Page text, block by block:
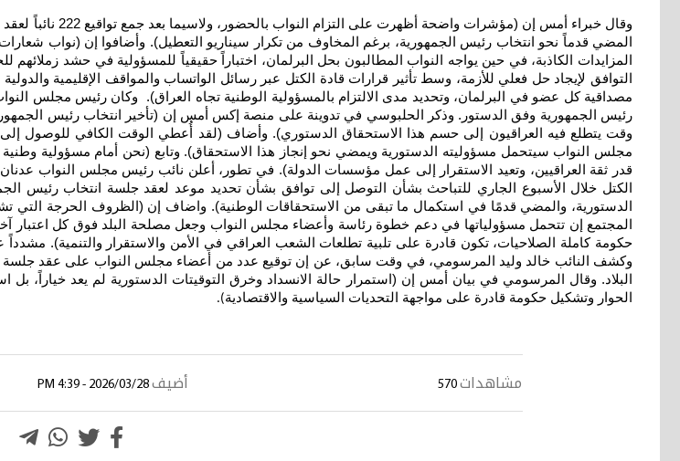
وقال خبراء أمس
المضي قدماً نحو انتخاب رئيس الجمهورية، برغم المخاوف من تكرار سيناريو التعطيل). وأضافوا إن (نواب
المزايدات الكاذبة، في حين يواجه النواب المطالبون بحل البرلمان، اختباراً حقيقياً للمسؤولية في حشد
التوافق لإيجاد حل فعلي للأزمة، وسط تأثير قرارات قادة الكتل عبر رسائل الواتساب والمواقف الإقليمية
مصداقية كل عضو في البرلمان، وتحديد مدى الالتزام بالمسؤولية الوطنية تجاه العراق). وكان رئيس مجلس
رئيس الجمهورية وفق الدستور. وذكر الحلبوسي في تدوينة على منصة إكس أمس إن (تأخير انتخاب رئيس
وقت يتطلع فيه العراقيون إلى حسم هذا الاستحقاق الدستوري). وأضاف (لقد أُعطي الوقت الكافي للوصول إلى
مجلس النواب سيتحمل مسؤوليته الدستورية ويمضي نحو إنجاز هذا الاستحقاق). وتابع (نحن أمام مسؤولية
قدر ثقة العراقيين، وتعيد الاستقرار إلى عمل مؤسسات الدولة). في تطور، أعلن نائب رئيس مجلس النواب
الكتل خلال الأسبوع الجاري للتباحث بشأن التوصل إلى توافق بشأن تحديد موعد لعقد جلسة انتخاب رئيس
الدستورية، والمضي قدمًا في استكمال ما تبقى من الاستحقاقات الوطنية). واضاف إن (الظروف الحرجة
المجتمع إن تتحمل مسؤولياتها في دعم خطوة رئاسة وأعضاء مجلس النواب وجعل مصلحة البلد فوق كل اعتبار
حكومة كاملة الصلاحيات، تكون قادرة على تلبية تطلعات الشعب العراقي في الأمن والاستقرار والتنمية).
وكشف النائب خالد وليد المرسومي، في وقت سابق، عن إن توقيع عدد من أعضاء مجلس النواب على عقد جلسة
البلاد. وقال المرسومي في بيان أمس إن (استمرار حالة الانسداد وخرق التوقيتات الدستورية لم يعد خياراً، بل
الحوار وتشكيل حكومة قادرة على مواجهة التحديات السياسية والاقتصادية).
مشاهدات 570 أضيف 2026/03/28 - 4:39 PM